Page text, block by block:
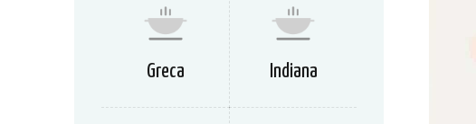
Greca Indiana